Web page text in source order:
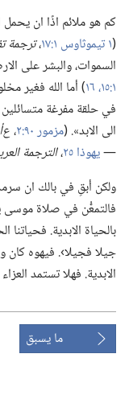
كم هو ملائم اذًا ان يحمل
(‏١ تيموثاوس ١:‏١٧ ‏،‏ترجمة
السموات،‏ والبشر على
١:‏١٥،‏ ١٦
‏)‏ أما الله فغير
في حلقة مفرغة
الى الابد».‏ (‏مزمور ٩٠:‏٢ ‏،‏ع‌أ
—‏يهوذا ٢٥ ‏،‏الترجمة
ولكن أبقِ في بالك ان
فالتمعُّن في صلاة موسى
بالحياة الابدية.‏ فحياتنا
جيلا فجيلا›.‏ فيهوه
الابدية.‏ فهلا تستمد
ما يسبق